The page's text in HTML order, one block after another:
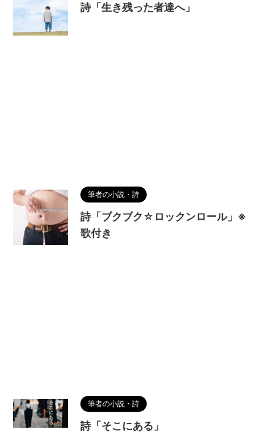
詩「生き残った者達へ」
筆者の小説・詩
詩「ブクブク☆ロックンロール」※
歌付き
筆者の小説・詩
詩「そこにある」